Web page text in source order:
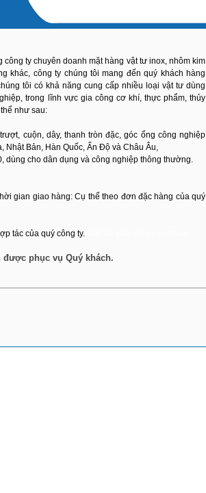
công ty chuyên doanh mặt hàng vật tư inox, nhôm kim
khác, công ty chúng tôi mang đến quý khách hàng
tôi có khả năng cung cấp nhiều loại vật tư dùng
trong lĩnh vực gia công cơ khí, thực phẩm, thủy
như sau:
cuộn, dây, thanh tròn đặc, góc ống công nghiệp
Nhật Bản, Hàn Quốc, Ấn Độ và Châu Âu,
dùng cho dân dụng và công nghiệp thông thường.
gian giao hàng: Cụ thể theo đơn đặc hàng của quý
tác của quý công ty.
được phục vụ Quý khách.